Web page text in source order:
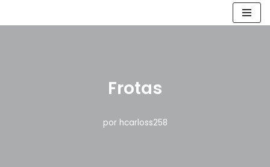
Frotas
por hcarloss258